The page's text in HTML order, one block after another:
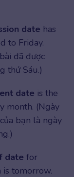
date has
to Friday.
đã được
thứ Sáu.)
date is the
month. (Ngày
bạn là ngày
date for
is tomorrow.